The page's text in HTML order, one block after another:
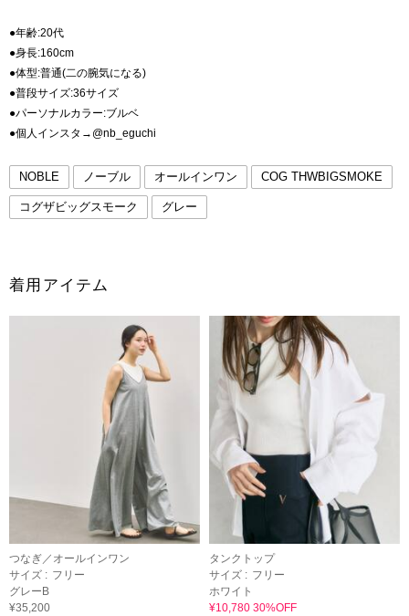
●年齢:20代
●身長:160cm
●体型:普通(二の腕気になる)
●普段サイズ:36サイズ
●パーソナルカラー:ブルベ
●個人インスタ→@nb_eguchi
NOBLE ノーブル オールインワン COG THWBIGSMOKE
コグザビッグスモーク グレー
着用アイテム
つなぎ／オールインワン
サイズ : フリー
グレーB
¥35,200
タンクトップ
サイズ : フリー
ホワイト
¥10,780 30%OFF